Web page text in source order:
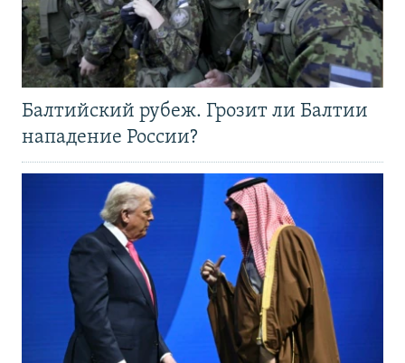
Балтийский рубеж. Грозит ли Балтии
нападение России?